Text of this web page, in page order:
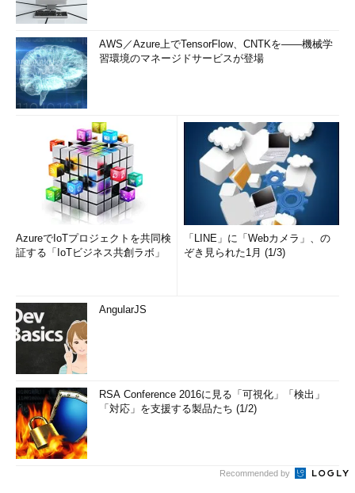
AWS／Azure上でTensorFlow、CNTKを――機械学
習環境のマネージドサービスが登場
AzureでIoTプロジェクトを共同検
証する「IoTビジネス共創ラボ」
「LINE」に「Webカメラ」、の
ぞき見られた1月 (1/3)
AngularJS
RSA Conference 2016に見る「可視化」「検出」
「対応」を支援する製品たち (1/2)
Recommended by